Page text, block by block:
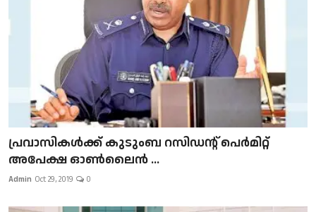
പ്രവാസികള്‍ക്ക് കുടുംബ റസിഡന്റ് പെർമിറ്റ്
അപേക്ഷ ഓൺലൈൻ ...
Admin Oct 29, 2019 0